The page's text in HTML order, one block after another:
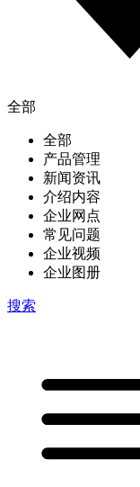
全部
全部
产品管理
新闻资讯
介绍内容
企业网点
常见问题
企业视频
企业图册
搜索